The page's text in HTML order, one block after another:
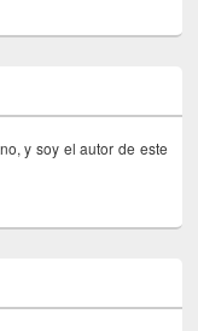
y soy el autor de este